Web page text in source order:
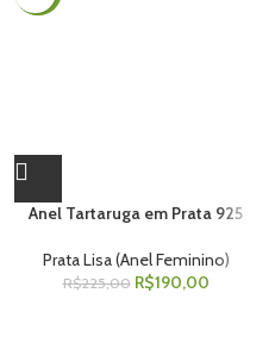
Anel Tartaruga em Prata 925
Prata Lisa (Anel Feminino)
R$225,00 R$190,00